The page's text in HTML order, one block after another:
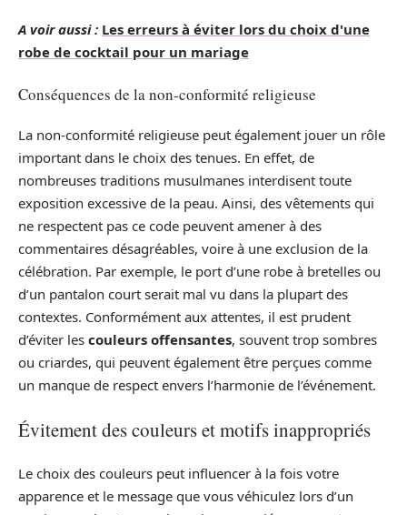
A voir aussi : Les erreurs à éviter lors du choix d'une
robe de cocktail pour un mariage
Conséquences de la non-conformité religieuse
La non-conformité religieuse peut également jouer un rôle
important dans le choix des tenues. En effet, de
nombreuses traditions musulmanes interdisent toute
exposition excessive de la peau. Ainsi, des vêtements qui
ne respectent pas ce code peuvent amener à des
commentaires désagréables, voire à une exclusion de la
célébration. Par exemple, le port d’une robe à bretelles ou
d’un pantalon court serait mal vu dans la plupart des
contextes. Conformément aux attentes, il est prudent
d’éviter les couleurs offensantes, souvent trop sombres
ou criardes, qui peuvent également être perçues comme
un manque de respect envers l’harmonie de l’événement.
Évitement des couleurs et motifs inappropriés
Le choix des couleurs peut influencer à la fois votre
apparence et le message que vous véhiculez lors d’un